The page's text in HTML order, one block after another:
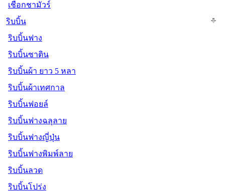
เชือกชามัวร์
ริบบิ้น
ริบบิ้นฟาง
ริบบิ้นซาติน
ริบบิ้นผ้า ยาว 5 หลา
ริบบิ้นผ้าเทศกาล
ริบบิ้นฟอยล์
ริบบิ้นฟางฉลุลาย
ริบบิ้นฟางญี่ปุ่น
ริบบิ้นฟางพิมพ์ลาย
ริบบิ้นลวด
ริบบิ้นโปร่ง